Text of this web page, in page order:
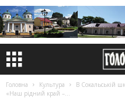
Головна Культура
В Сокальській
«Наш рідний край –...